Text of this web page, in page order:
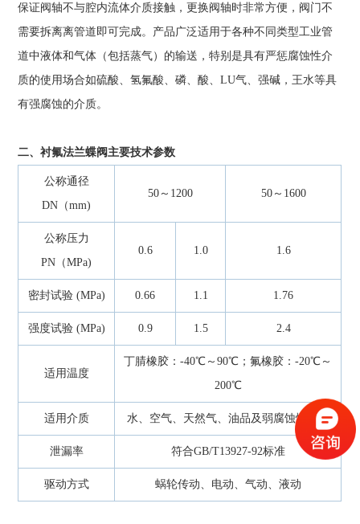
保证阀轴不与腔内流体介质接触，更换阀轴时非常方便，阀门不
需要拆离离管道即可完成。产品广泛适用于各种不同类型工业管
道中液体和气体（包括蒸气）的输送，特别是具有严惩腐蚀性介
质的使用场合如硫酸、氢氟酸、磷、酸、LU气、强碱，王水等具
有强腐蚀的介质。
二、衬氟法兰蝶阀主要技术参数
公称通径
DN（mm)
50～1200 50～1600
公称压力
PN（MPa)
0.6 1.0 1.6
密封试验 (MPa) 0.66 1.1 1.76
强度试验 (MPa) 0.9 1.5 2.4
适用温度
丁腈橡胶：-40℃～90℃；氟橡胶：-20℃～
200℃
适用介质 水、空气、天然气、油品及弱腐蚀性流体
泄漏率 符合GB/T13927-92标准
驱动方式 蜗轮传动、电动、气动、液动